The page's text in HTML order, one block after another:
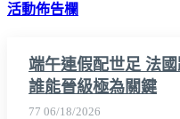
活動佈告欄
端午連假配世足 法
誰能晉級極為關鍵
77 06/18/2026